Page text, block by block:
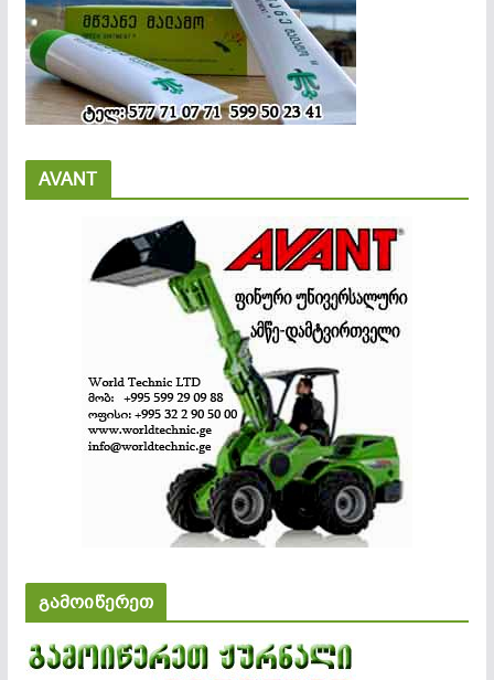
AVANT
გამოიწერეთ